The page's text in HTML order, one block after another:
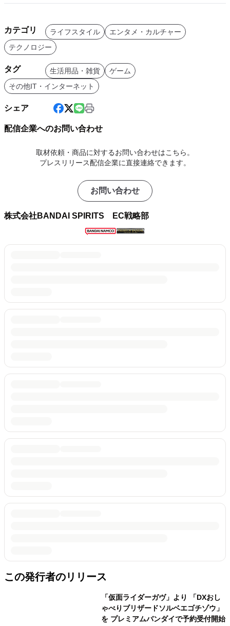
カテゴリ ライフスタイル
エンタメ・カルチャー
テクノロジー
タグ 生活用品・雑貨
ゲーム
その他IT・インターネット
シェア
配信企業へのお問い合わせ
取材依頼・商品に対するお問い合わせはこちら。
プレスリリース配信企業に直接連絡できます。
お問い合わせ
株式会社BANDAI SPIRITS EC戦略部
この発行者のリリース
「仮面ライダーガヴ」より 「DXおし
ゃべりブリザードソルベエゴチゾウ」
を プレミアムバンダイで予約受付開始